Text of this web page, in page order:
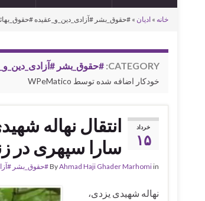
خانه » ادیان » #حقوق_بشر #آزادی_دین_و_عقیده
CATEGORY: #حقوق_بشر
خودکار اضافه شده توسط WPeMatico
خرداد
۱۵
انتقال نهاله
سارا سپهری در
ByAhmad Haji Ghader Marhomiin #حقوق_بشر
نهاله شهیدی یزدی،